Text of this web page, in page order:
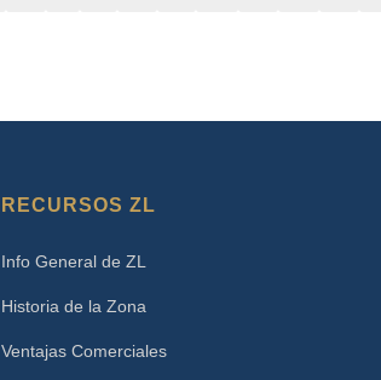
RECURSOS ZL
Info General de ZL
Historia de la Zona
Ventajas Comerciales